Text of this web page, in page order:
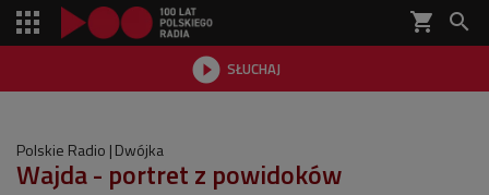
shopping_cart 
 SŁUCHAJ

Polskie Radio Dwójka
Wajda - portret z powidoków